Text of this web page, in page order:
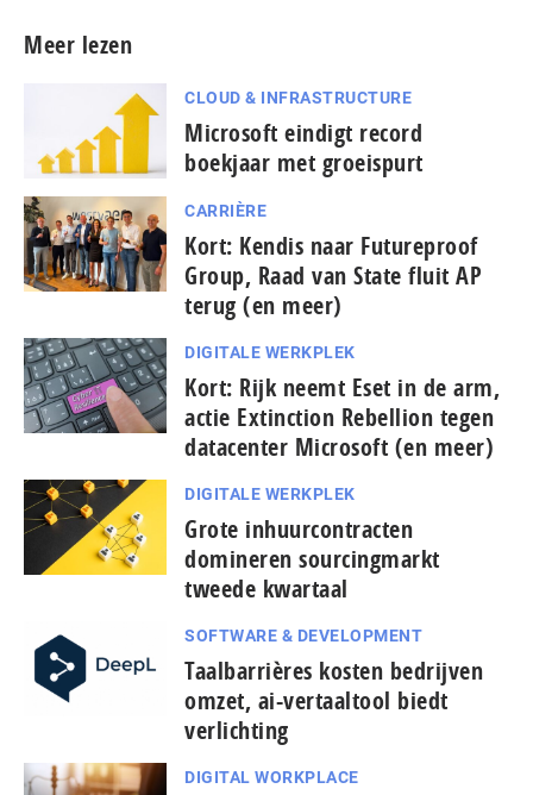
Meer lezen
CLOUD & INFRASTRUCTURE
Microsoft eindigt record
boekjaar met groeispurt
CARRIÈRE
Kort: Kendis naar Futureproof
Group, Raad van State fluit AP
terug (en meer)
DIGITALE WERKPLEK
Kort: Rijk neemt Eset in de arm,
actie Extinction Rebellion tegen
datacenter Microsoft (en meer)
DIGITALE WERKPLEK
Grote inhuurcontracten
domineren sourcingmarkt
tweede kwartaal
SOFTWARE & DEVELOPMENT
Taal­bar­ri­è­res kosten bedrijven
omzet, ai-vertaaltool biedt
verlichting
DIGITAL WORKPLACE